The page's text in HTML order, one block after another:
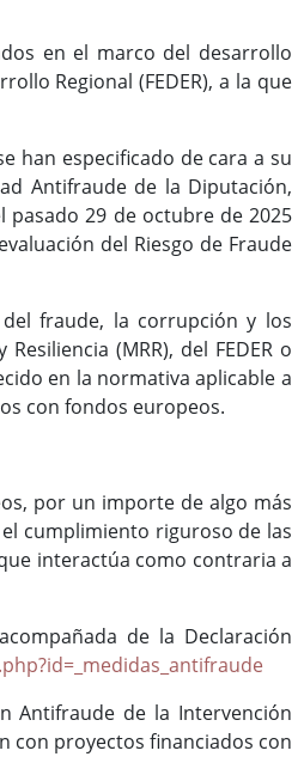
en el marco del desarrollo
Regional (FEDER), a la que
han especificado de cara a su
Antifraude de la Diputación,
29 de octubre de 2025
del Riesgo de Fraude
fraude, la corrupción y los
(MRR), del FEDER o
en la normativa aplicable a
con fondos europeos.
por un importe de algo más
cumplimiento riguroso de las
interactúa como contraria a
de la Declaración
Antifraude de la Intervención
con proyectos financiados con